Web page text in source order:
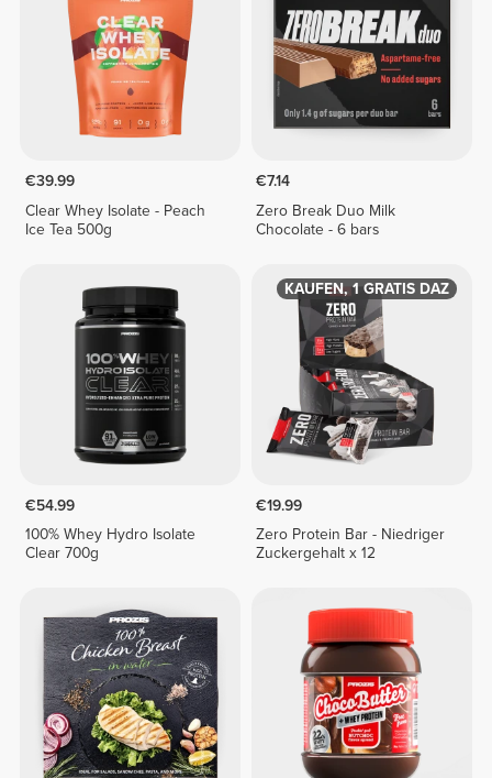
€39.99
Clear Whey Isolate - Peach
Ice Tea 500g
€7.14
Zero Break Duo Milk
Chocolate - 6 bars
€54.99
100% Whey Hydro Isolate
Clear 700g
1 KAUFEN, 1 GRATIS DAZU
€19.99
Zero Protein Bar - Niedriger
Zuckergehalt x 12